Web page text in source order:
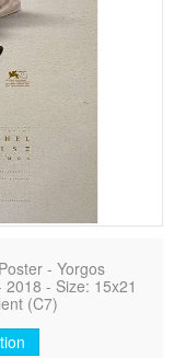
- Yorgos
- Size: 15x21
(C7)